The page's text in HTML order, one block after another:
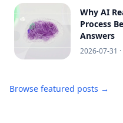
Why AI
Process
Answers
2026-07-31
Browse featured posts →